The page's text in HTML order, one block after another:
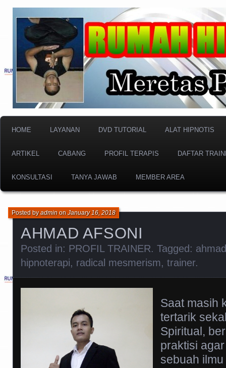
RUMAH HIPNOTIS
Meretas Pikiran Bawah Sadar
HOME LAYANAN DVD TUTORIAL ALAT HIPNOTIS
ARTIKEL CABANG PROFIL TERAPIS DAFTAR
KONSULTASI TANYA JAWAB MEMBER AREA
AHMAD AFSONI
Posted byadminonJanuary 16, 2018
Posted in: PROFIL TRAINER. Tagged:
hipnoterapi, radical mesmerism, trainer.
Saat masih
tertarik
Spiritual,
praktisi
sebuah